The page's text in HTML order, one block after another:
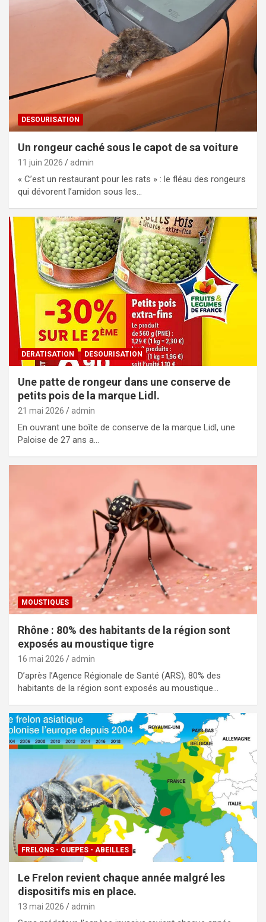
DESOURISATION
Un rongeur caché sous le capot de sa voiture
11 juin 2026 admin
« C’est un restaurant pour les rats » : le fléau des rongeurs
qui dévorent l’amidon sous les…
DERATISATION DESOURISATION
Une patte de rongeur dans une conserve de
petits pois de la marque Lidl.
21 mai 2026 admin
En ouvrant une boîte de conserve de la marque Lidl, une
Paloise de 27 ans a…
MOUSTIQUES
Rhône : 80% des habitants de la région sont
exposés au moustique tigre
16 mai 2026 admin
D’après l’Agence Régionale de Santé (ARS), 80% des
habitants de la région sont exposés au moustique…
FRELONS - GUEPES - ABEILLES
Le Frelon revient chaque année malgré les
dispositifs mis en place.
13 mai 2026 admin